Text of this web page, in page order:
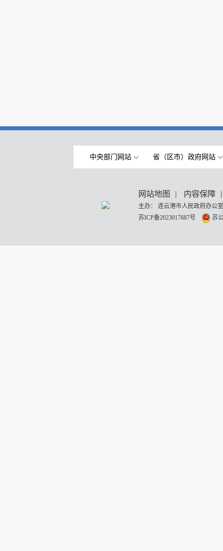
中央部门网站 省（区市）政府网站
网站地图 | 内容保障 |
主办： 连云港市人民政府办
苏ICP备2023017687号
苏